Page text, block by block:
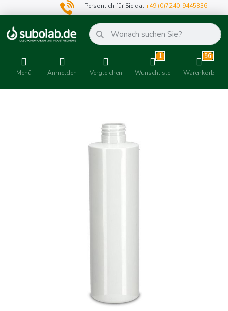
Persönlich für Sie da:+49 (0)7240-9445836
Menü Anmelden Vergleichen
1
Wunschliste
56
Warenkorb